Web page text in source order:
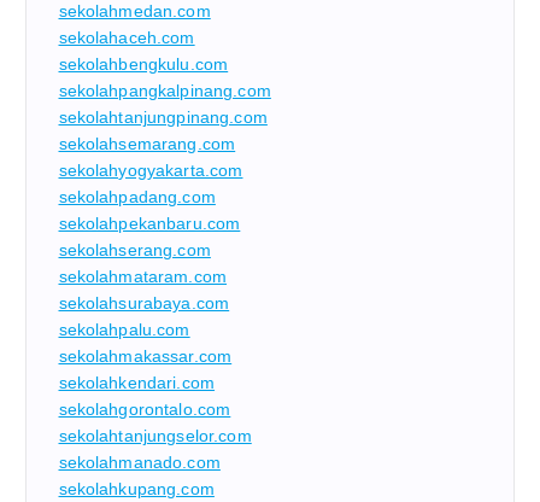
sekolahmedan.com
sekolahaceh.com
sekolahbengkulu.com
sekolahpangkalpinang.com
sekolahtanjungpinang.com
sekolahsemarang.com
sekolahyogyakarta.com
sekolahpadang.com
sekolahpekanbaru.com
sekolahserang.com
sekolahmataram.com
sekolahsurabaya.com
sekolahpalu.com
sekolahmakassar.com
sekolahkendari.com
sekolahgorontalo.com
sekolahtanjungselor.com
sekolahmanado.com
sekolahkupang.com